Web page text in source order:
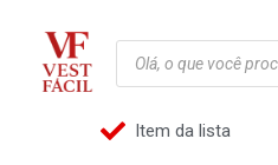
Item da lista